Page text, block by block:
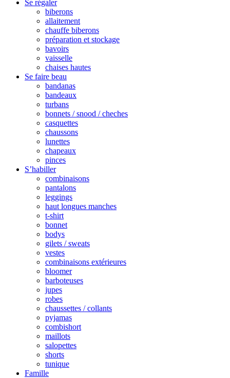
Se régaler
biberons
allaitement
chauffe biberons
préparation et stockage
bavoirs
vaisselle
chaises hautes
Se faire beau
bandanas
bandeaux
turbans
bonnets / snood / cheches
casquettes
chaussons
lunettes
chapeaux
pinces
S’habiller
combinaisons
pantalons
leggings
haut longues manches
t-shirt
bonnet
bodys
gilets / sweats
vestes
combinaisons extérieures
bloomer
barboteuses
jupes
robes
chaussettes / collants
pyjamas
combishort
maillots
salopettes
shorts
tunique
Famille